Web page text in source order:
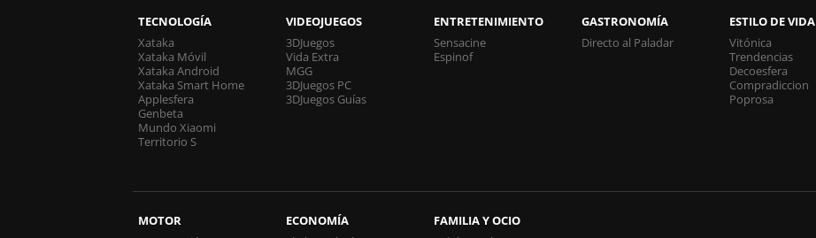
TECNOLOGÍA
Xataka
Xataka Móvil
Xataka Android
Xataka Smart Home
Applesfera
Genbeta
Mundo Xiaomi
Territorio S
VIDEOJUEGOS
3DJuegos
Vida Extra
MGG
3DJuegos PC
3DJuegos Guías
ENTRETENIMIENTO
Sensacine
Espinof
GASTRONOMÍA
Directo al Paladar
ESTILO DE VIDA
Vitónica
Trendencias
Decoesfera
Compradiccion
Poprosa
MOTOR
ECONOMÍA
FAMILIA Y OCIO